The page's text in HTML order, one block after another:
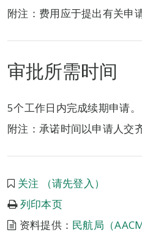
附注：费用应于提出有关申
审批所需时间
5个工作日内完成续期申请。
附注：承诺时间以申请人交
关注 （请先登入）
列印本页
资料提供： 民航局（AACM